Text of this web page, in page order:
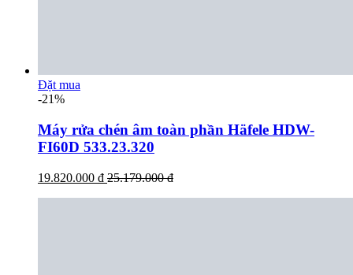
Đặt mua
-21%
Máy rửa chén âm toàn phần Häfele HDW-
FI60D 533.23.320
19.820.000 đ 25.179.000 đ